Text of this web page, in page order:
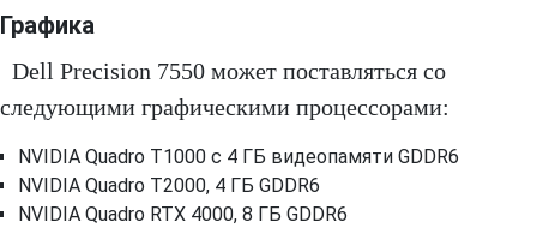
Графика
Dell Precision 7550 может поставляться со
следующими графическими процессорами:
NVIDIA Quadro T1000 с 4 ГБ видеопамяти GDDR6
NVIDIA Quadro T2000, 4 ГБ GDDR6
NVIDIA Quadro RTX 4000, 8 ГБ GDDR6